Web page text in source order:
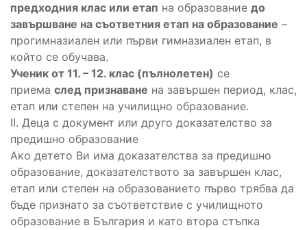
предходния клас или етап на образование до
завършване на съответния етап на образование –
прогимназиален или първи гимназиален етап, в
който се обучава.
Ученик от 11. – 12. клас (пълнолетен) се
приема след признаване на завършен период, клас,
етап или степен на училищно образование.
II. Деца с документ или друго доказателство за
предишно образование
Ако детето Ви има доказателства за предишно
образование, доказателството за завършен клас,
етап или степен на образованието първо трябва да
бъде признато за съответствие с училищното
образование в България и като втора стъпка